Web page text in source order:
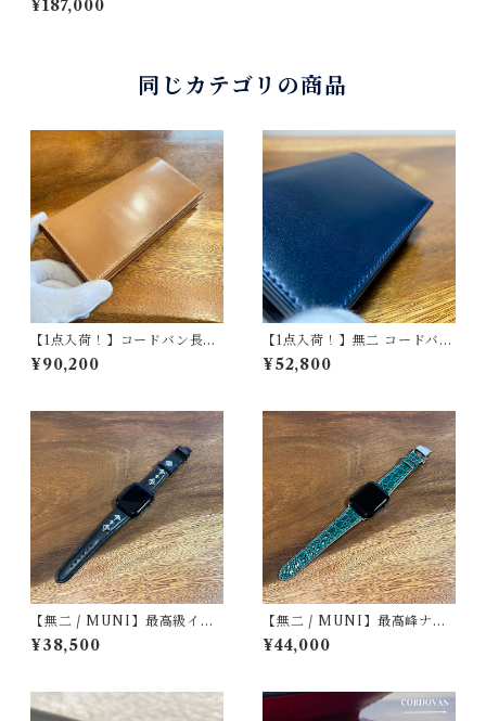
布 コードバン・バーガンデ
レザー使用 コバ磨き仕立
て 一点もの ハンドメイ
セラファスナー使用 10年モ
ノ 壊れない革財布 高級長
財布 クラシックコードバン
¥187,000
同じカテゴリの商品
【1点入荷！】コードバン長財
布（札入れタイプ）ナチュラ
ル×ベージュ | 無二 MUNI
¥90,200
【1点入荷！】無二 コードバン
名刺入れ オイルコードバン ネ
イビー×ブラック｜新喜皮革製
¥52,800
【無二 / MUNI】最高級イタ
リアンオイルレザー仕立て Ap
ple Watch専用スタッズスト
¥38,500
【無二 / MUNI】最高峰ナイ
ルクロコダイル仕立て Apple
Watch専用ストラップ 丸
¥44,000